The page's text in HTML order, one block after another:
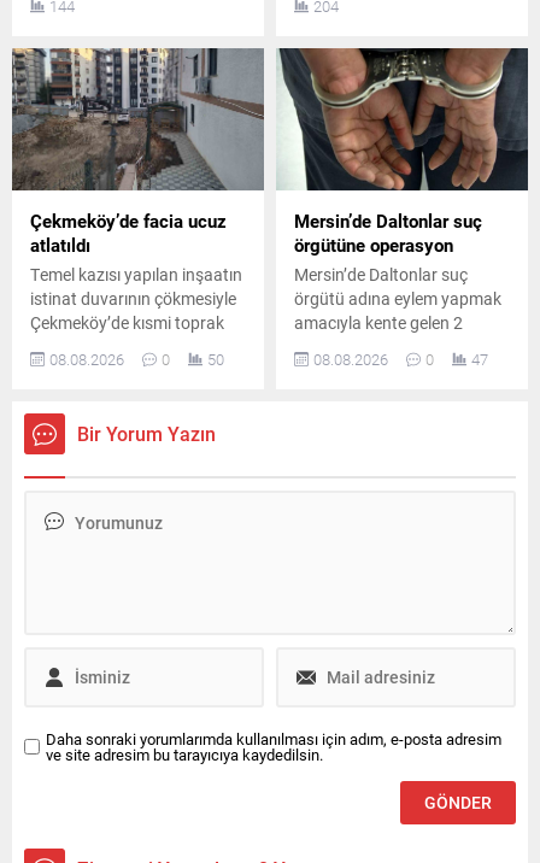
gelen kazada iki kişi
hastaneye kaldırılırken polis
inceleme başlattı.
144
yakalandı. Şüphelilerden 2’si
ise ayrıca adli soruşturma
başlatıldı.
204
Çekmeköy’de facia ucuz
atlatıldı
Temel kazısı yapılan inşaatın
istinat duvarının çökmesiyle
Çekmeköy’de kısmi toprak
amacıyla bitişikteki 5 katlı
tahliye edildi.
08.08.2026 0 50
Mersin’de Daltonlar suç
örgütüne operasyon
Mersin’de Daltonlar suç
örgütü adına eylem yapmak
amacıyla kente gelen 2
soruşturmada 4 şüpheli
08.08.2026 0 47
Bir Yorum Yazın
Daha sonraki yorumlarımda kullanılması için adım, e-posta adresim
ve site adresim bu tarayıcıya kaydedilsin.